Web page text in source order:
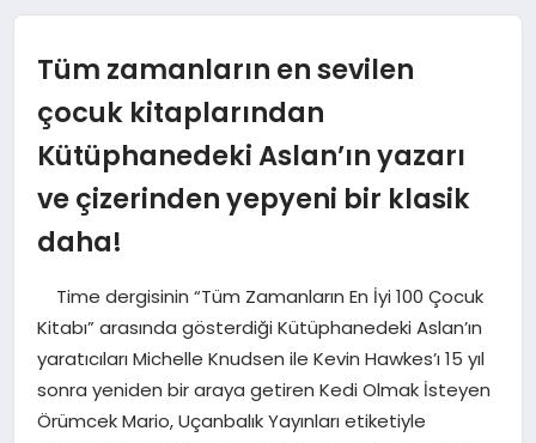
EĞITIM
MAGAZIN
SAĞLIK
SIYASET
SPOR
TEKNOLOJI
Tüm zamanların en sevilen
çocuk kitaplarından
Kütüphanedeki Aslan’ın yazarı
ve çizerinden yepyeni bir klasik
daha!
Time dergisinin “Tüm Zamanların En İyi 100 Çocuk
Kitabı” arasında gösterdiği Kütüphanedeki Aslan’ın
yaratıcıları Michelle Knudsen ile Kevin Hawkes’ı 15 yıl
sonra yeniden bir araya getiren Kedi Olmak İsteyen
Örümcek Mario, Uçanbalık Yayınları etiketiyle